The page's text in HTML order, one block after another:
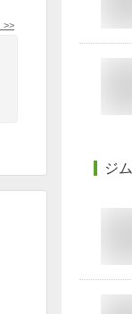
>>
ジム